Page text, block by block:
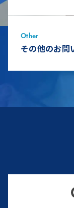
Other
その他のお問